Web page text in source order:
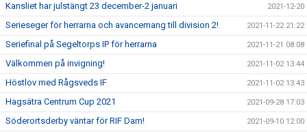
Kansliet har julstängt 23 december-2 januari 2021-12-20
Serieseger för herrarna och avancemang till division 2! 2021-11-22 21:22
Seriefinal på Segeltorps IP för herrarna 2021-11-21 08:08
Välkommen på invigning! 2021-11-02 13:44
Höstlov med Rågsveds IF 2021-11-02 13:43
Hagsätra Centrum Cup 2021 2021-09-28 17:03
Söderortsderby väntar för RIF Dam! 2021-09-10 12:00